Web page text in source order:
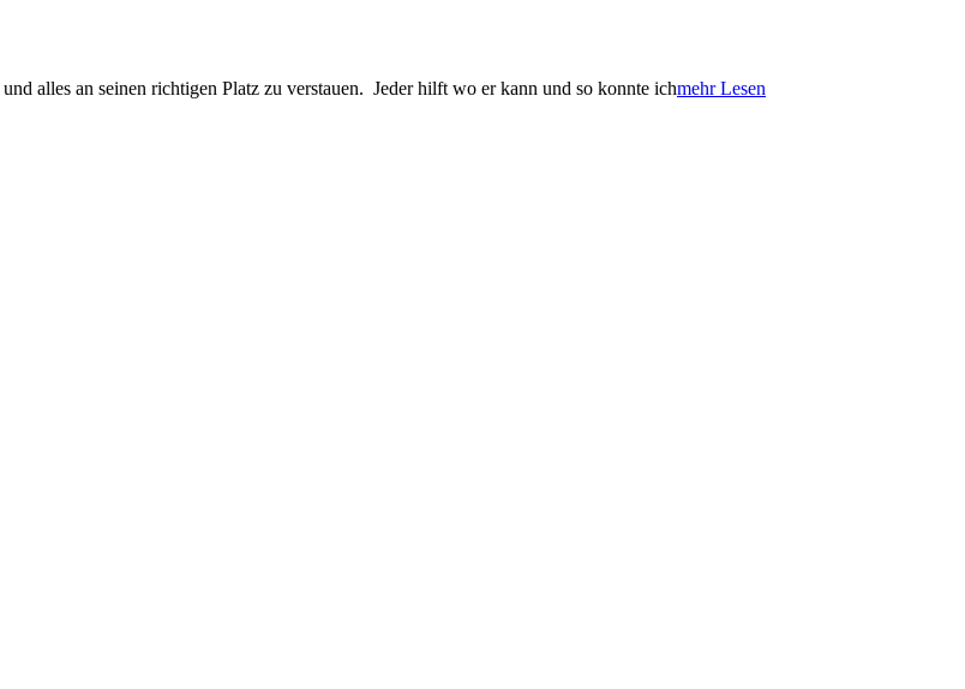
alles an seinen richtigen Platz zu verstauen. Jeder hilft wo er kann und so konnte ichmehr Lesen